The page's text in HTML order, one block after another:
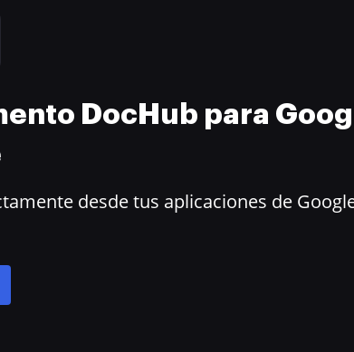
DocHub para
desde tus aplicaciones de